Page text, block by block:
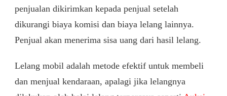
penjualan dikirimkan kepada penjual setelah
dikurangi biaya komisi dan biaya lelang lainnya.
Penjual akan menerima sisa uang dari hasil lelang.
Lelang mobil adalah metode efektif untuk membeli
dan menjual kendaraan, apalagi jika lelangnya